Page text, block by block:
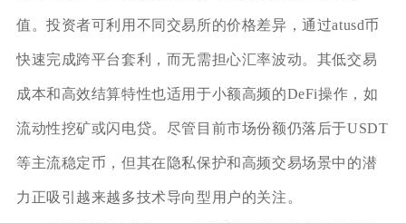
值。投资者可利用不同交易所的价格差异，通过atusd币
快速完成跨平台套利，而无需担心汇率波动。其低交易
成本和高效结算特性也适用于小额高频的DeFi操作，如
流动性挖矿或闪电贷。尽管目前市场份额仍落后于USDT
等主流稳定币，但其在隐私保护和高频交易场景中的潜
力正吸引越来越多技术导向型用户的关注。